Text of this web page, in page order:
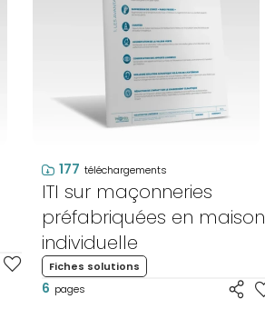
177 téléchargements
ITI sur maçonneries
préfabriquées en maison
individuelle
Fiches solutions
6 pages